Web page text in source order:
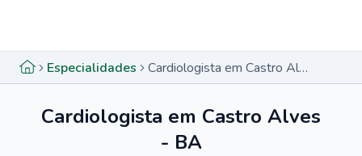
Especialidades Cardiologista em Castro Alves - BA
Cardiologista em Castro Alves
- BA